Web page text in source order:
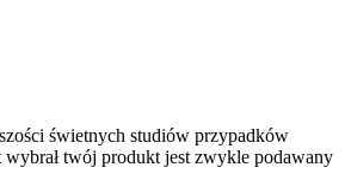
świetnych studiów przypadków
twój produkt jest zwykle podawany